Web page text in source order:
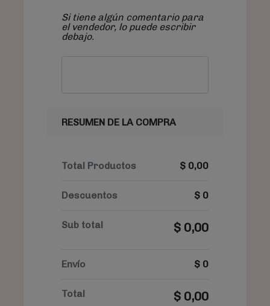
Si tiene algún comentario para
el vendedor, lo puede escribir
debajo.
RESUMEN DE LA COMPRA
Total Productos $ 0,00
Descuentos $ 0
Sub total $ 0,00
Envío $ 0
Total $ 0,00